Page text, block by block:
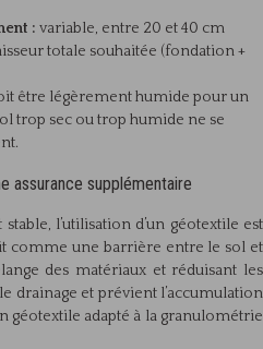
: variable, entre 20 et 40 cm
totale souhaitée (fondation +
être légèrement humide pour un
trop sec ou trop humide ne se
assurance supplémentaire
l’utilisation d’un géotextile est
comme une barrière entre le sol et
des matériaux et réduisant les
drainage et prévient l’accumulation
géotextile adapté à la granulométrie